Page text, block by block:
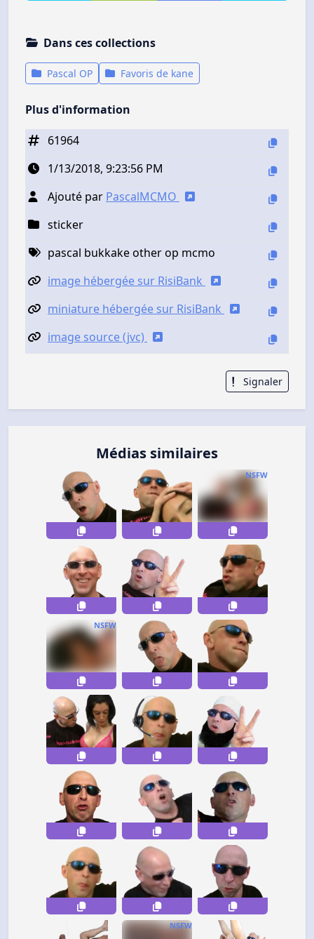
Dans ces collections
Pascal OP Favoris de kane
Plus d'information
61964
1/13/2018, 9:23:56 PM
Ajouté par PascalMCMO
sticker
pascal bukkake other op mcmo
image hébergée sur RisiBank
miniature hébergée sur RisiBank
image source (jvc)
Signaler
Médias similaires
NSFW
NSFW
NSFW